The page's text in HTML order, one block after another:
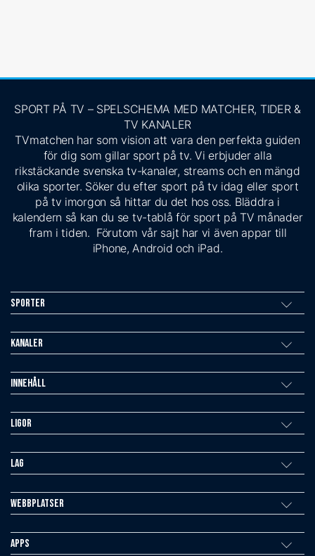
SPORT PÅ TV – SPELSCHEMA MED MATCHER, TIDER &
TV KANALER
TVmatchen har som vision att vara den perfekta guiden
för dig som gillar sport på tv. Vi erbjuder alla
rikstäckande svenska tv-kanaler, streams och en mängd
olika sporter. Söker du efter sport på tv idag eller sport
på tv imorgon så hittar du det hos oss. Bläddra i
kalendern så kan du se tv-tablå för sport på TV månader
fram i tiden. Förutom vår sajt har vi även appar till
iPhone, Android och iPad.
Sporter
Kanaler
Innehåll
Ligor
Lag
Webbplatser
Apps